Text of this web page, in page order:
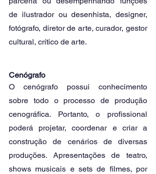
de ilustrador ou desenhista, designer,
fotógrafo, diretor de arte, curador, gestor
cultural, crítico de arte.
Cenógrafo
O cenógrafo possui conhecimento
sobre todo o processo de produção
cenográfica. Portanto, o profissional
poderá projetar, coordenar e criar a
construção de cenários de diversas
produções. Apresentações de teatro,
shows musicais e sets de filmes, por